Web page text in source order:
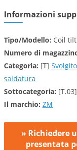
Informazioni
Tipo/Modello: Coil
Numero di
Categoria: [T]
saldatura
Sottocategoria: [T.03]
Il marchio: ZM
» Richiedere
presentata